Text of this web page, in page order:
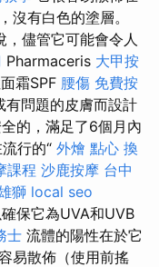
沒有白色的塗層。
，儘管它可能會令人
Pharmaceris 大甲按
霜SPF 腰傷 免費按
問題的皮膚而設計
的，滿足了6個月內
行的“ 外燴 點心 換
課程 沙鹿按摩 台中
獅 local seo
保它為UVA和UVB
士 流體的陽性在於它
易散佈（使用前搖